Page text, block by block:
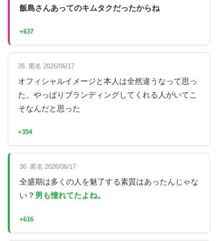
飯島さんあってのキムタクだったからね
+637
26. 匿名 2026/06/17
オフィシャルイメージと本人は全然違うなって思っ
た。やっぱりブランディングしてくれる人がいてこ
そなんだと思った
+354
36. 匿名 2026/06/17
全盛期は多くの人を魅了する素質はあったんじゃな
い？ 男も憧れてたよね。
+616